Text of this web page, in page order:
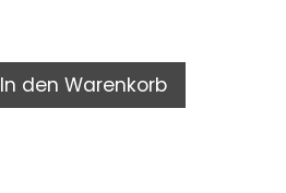
In den Warenkorb